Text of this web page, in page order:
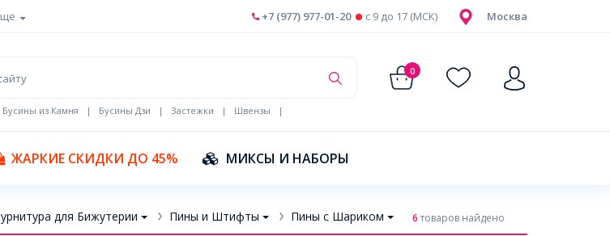
Москва
+7 (977) 977-01-20 c 9 до 17 (МСК)
0
Бусины из Камня | Бусины Дзи | Застежки | Швензы
|
ЖАРКИЕ СКИДКИ ДО 45% МИКСЫ И НАБОРЫ
для Бижутерии Пины и Штифты Пины с Шариком 6товаров найдено